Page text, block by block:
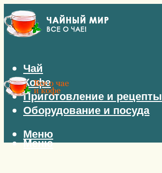
Чай
Кофе
Приготовление и рецепты
Оборудование и посуда
Меню
Меню